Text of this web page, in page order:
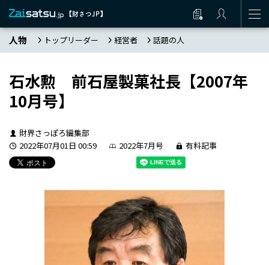
人物 トップリーダー 経営者 話題の人
石水勲 前石屋製菓社長【2007年
10月号】
財界さっぽろ編集部
2022年07月01日 00:59
2022年7月号 有料記事